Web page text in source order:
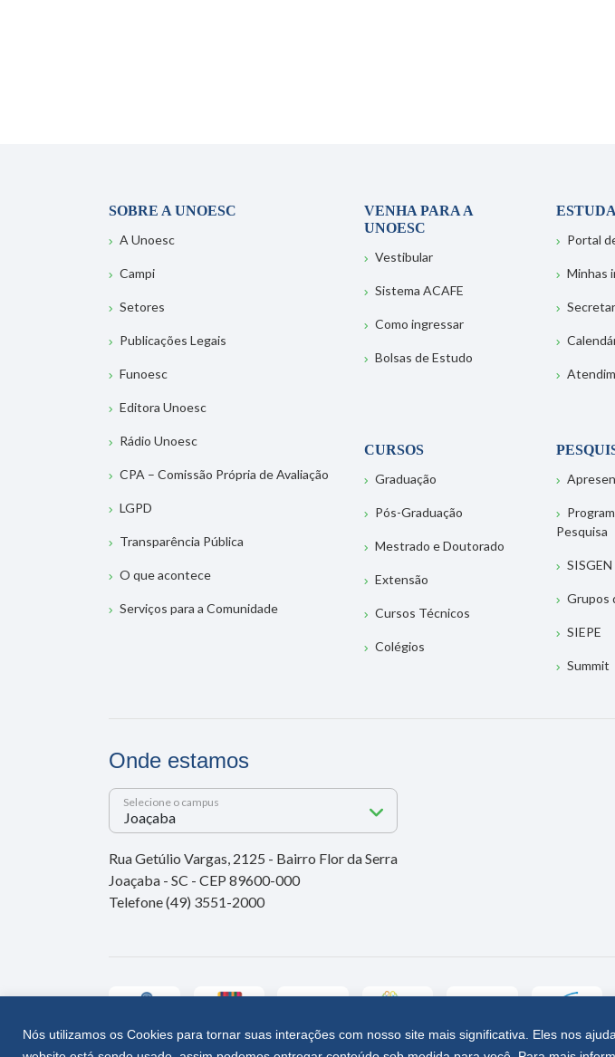
Nós utilizamos os Cookies para tornar suas interações com nosso site mais significativa. Eles nos
SOBRE A UNOESC
A Unoesc
Campi
Setores
Publicações Legais
Funoesc
Editora Unoesc
Rádio Unoesc
CPA – Comissão Própria de Avaliação
LGPD
Transparência Pública
O que acontece
Serviços para a Comunidade
VENHA PARA A
UNOESC
Vestibular
Sistema ACAFE
Como ingressar
Bolsas de Estudo
Portal
Minhas
CURSOS
Graduação
Pós-Graduação
Mestrado e Doutorado
Extensão
Cursos Técnicos
Colégios
Pesquisa
SISGEN
Grupos
SIEPE
Summit
Onde estamos
Selecione o campus
Rua Getúlio Vargas, 2125 - Bairro Flor da Serra
Joaçaba - SC - CEP 89600-000
Telefone (49) 3551-2000